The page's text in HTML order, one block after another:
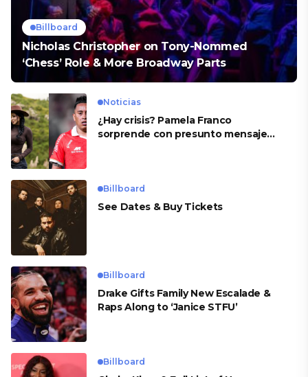
Billboard
Nicholas Christopher on Tony-Nommed
‘Chess’ Role & More Broadway Parts
Noticias
¿Hay crisis? Pamela Franco
sorprende con presunto mensaje
Billboard
See Dates & Buy Tickets
Billboard
Drake Gifts Family New Escalade &
Raps Along to ‘Janice STFU’
Billboard